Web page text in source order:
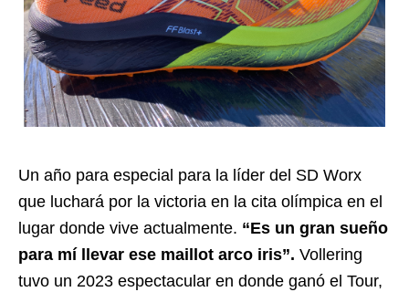
Un año para especial para la líder del SD Worx
que luchará por la victoria en la cita olímpica en el
lugar donde vive actualmente. “Es un gran sueño
para mí llevar ese maillot arco iris”. Vollering
tuvo un 2023 espectacular en donde ganó el Tour,